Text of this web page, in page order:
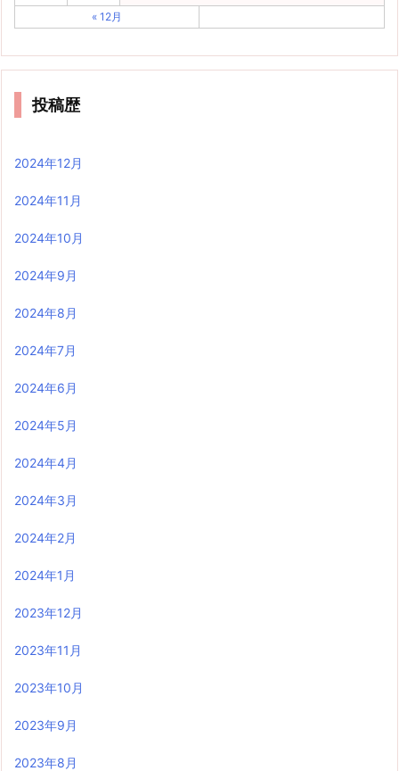
« 12月
投稿歴
2024年12月
2024年11月
2024年10月
2024年9月
2024年8月
2024年7月
2024年6月
2024年5月
2024年4月
2024年3月
2024年2月
2024年1月
2023年12月
2023年11月
2023年10月
2023年9月
2023年8月